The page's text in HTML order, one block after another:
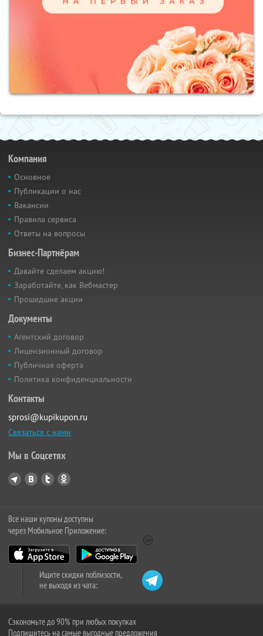
Компания
Основное
Публикации о нас
Вакансии
Правила сервиса
Ответы на вопросы
Бизнес-Партнёрам
Давайте сделаем акцию!
Заработайте, как Вебмастер
Прошедшие акции
Документы
Агентский договор
Лицензионный договор
Публичная оферта
Политика конфиденциальности
Контакты
sprosi@kupikupon.ru
Связаться с нами
Мы в Соцсетях
Все наши купоны доступны
через Мобильное Приложение:
Ищите скидки поблизости,
не выходя из чата:
Сэкономьте до 90% при любых покупках
Подпишитесь на самые выгодные предложения